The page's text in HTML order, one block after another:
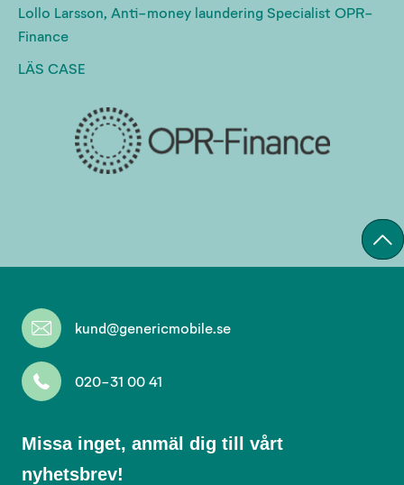
Lollo Larsson, Anti-money laundering Specialist OPR-
Finance
LÄS CASE
kund@genericmobile.se
020-31 00 41
Missa
Missa inget, anmäl dig till vårt
nyhetsbrev!